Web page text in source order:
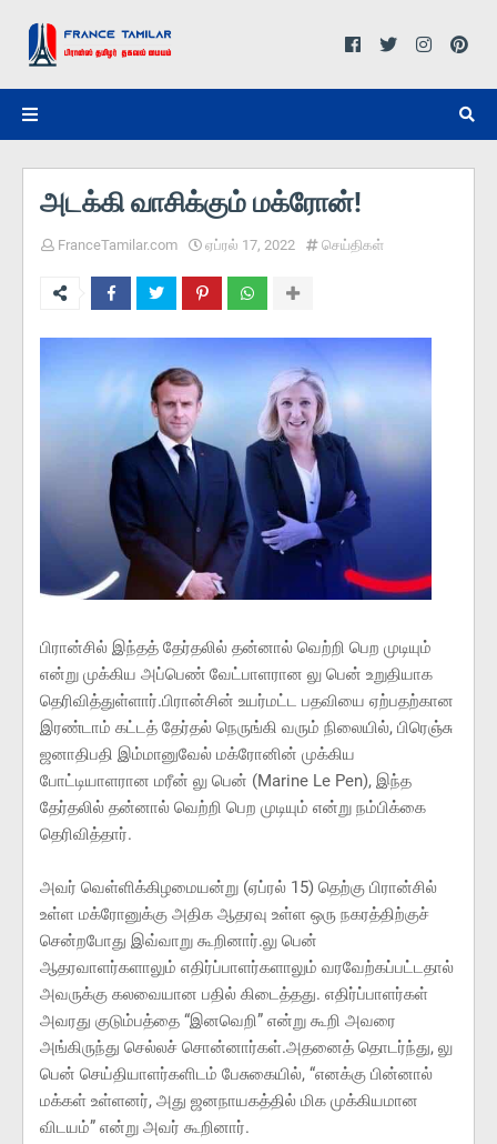
அடக்கி வாசிக்கும் மக்ரோன்!
FranceTamilar.com ஏப்ரல் 17, 2022 செய்திகள்
பிரான்சில் இந்தத் தேர்தலில் தன்னால் வெற்றி பெற முடியும்
என்று முக்கிய அப்பெண் வேட்பாளரான லு பென் உறுதியாக
தெரிவித்துள்ளார்.பிரான்சின் உயர்மட்ட பதவியை ஏற்பதற்கான
இரண்டாம் கட்டத் தேர்தல் நெருங்கி வரும் நிலையில், பிரெஞ்சு
ஜனாதிபதி இம்மானுவேல் மக்ரோனின் முக்கிய
போட்டியாளரான மரீன் லு பென் (Marine Le Pen), இந்த
தேர்தலில் தன்னால் வெற்றி பெற முடியும் என்று நம்பிக்கை
தெரிவித்தார்.
அவர் வெள்ளிக்கிழமையன்று (ஏப்ரல் 15) தெற்கு பிரான்சில்
உள்ள மக்ரோனுக்கு அதிக ஆதரவு உள்ள ஒரு நகரத்திற்குச்
சென்றபோது இவ்வாறு கூறினார்.லு பென்
ஆதரவாளர்களாலும் எதிர்ப்பாளர்களாலும் வரவேற்கப்பட்டதால்
அவருக்கு கலவையான பதில் கிடைத்தது. எதிர்ப்பாளர்கள்
அவரது குடும்பத்தை “இனவெறி” என்று கூறி அவரை
அங்கிருந்து செல்லச் சொன்னார்கள்.அதனைத் தொடர்ந்து, லு
பென் செய்தியாளர்களிடம் பேசுகையில், “எனக்கு பின்னால்
மக்கள் உள்ளனர், அது ஜனநாயகத்தில் மிக முக்கியமான
விடயம்” என்று அவர் கூறினார்.